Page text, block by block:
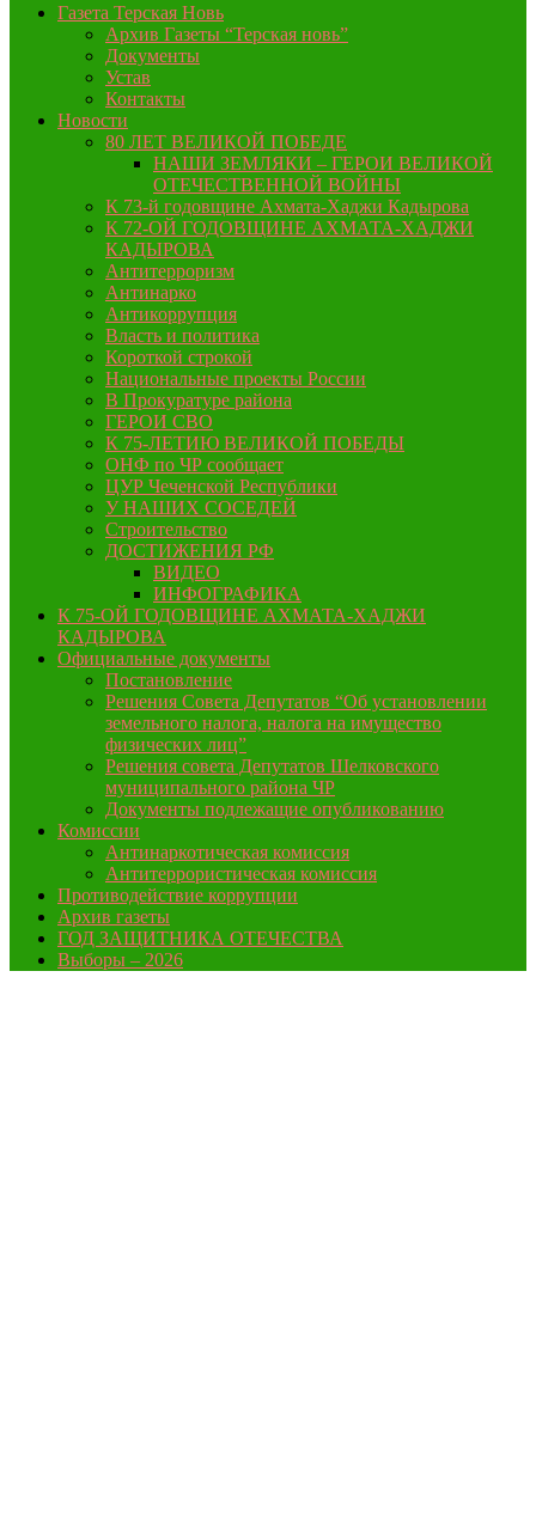
Газета Терская Новь
Архив Газеты “Терская новь”
Документы
Устав
Контакты
Новости
80 ЛЕТ ВЕЛИКОЙ ПОБЕДЕ
НАШИ ЗЕМЛЯКИ – ГЕРОИ ВЕЛИКОЙ
ОТЕЧЕСТВЕННОЙ ВОЙНЫ
К 73-й годовщине Ахмата-Хаджи Кадырова
К 72-ОЙ ГОДОВЩИНЕ АХМАТА-ХАДЖИ
КАДЫРОВА
Антитерроризм
Антинарко
Антикоррупция
Власть и политика
Короткой строкой
Национальные проекты России
В Прокуратуре района
ГЕРОИ СВО
К 75-ЛЕТИЮ ВЕЛИКОЙ ПОБЕДЫ
ОНФ по ЧР сообщает
ЦУР Чеченской Республики
У НАШИХ СОСЕДЕЙ
Строительство
ДОСТИЖЕНИЯ РФ
ВИДЕО
ИНФОГРАФИКА
К 75-ОЙ ГОДОВЩИНЕ АХМАТА-ХАДЖИ
КАДЫРОВА
Официальные документы
Постановление
Решения Совета Депутатов “Об установлении
земельного налога, налога на имущество
физических лиц”
Решения совета Депутатов Шелковского
муниципального района ЧР
Документы подлежащие опубликованию
Комиссии
Антинаркотическая комиссия
Антитеррористическая комиссия
Противодействие коррупции
Архив газеты
ГОД ЗАЩИТНИКА ОТЕЧЕСТВА
Выборы – 2026